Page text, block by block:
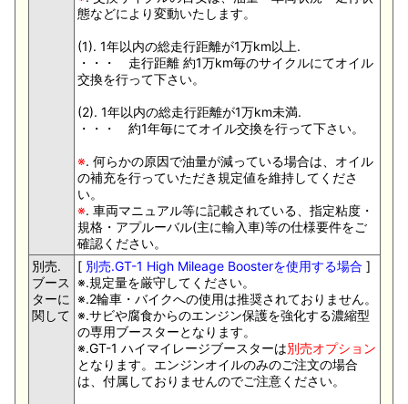
態などにより変動いたします。
(1). 1年以内の総走行距離が1万km以上.
・・・ 走行距離 約1万km毎のサイクルにてオイル
交換を行って下さい。
(2). 1年以内の総走行距離が1万km未満.
・・・ 約1年毎にてオイル交換を行って下さい。
※. 何らかの原因で油量が減っている場合は、オイル
の補充を行っていただき規定値を維持してくださ
い。
※. 車両マニュアル等に記載されている、指定粘度・
規格・アプルーバル(主に輸入車)等の仕様要件をご
確認ください。
別売.
ブース
ターに
関して
[ 別売.GT-1 High Mileage Boosterを使用する場合 ]
※.規定量を厳守してください。
※.2輪車・バイクへの使用は推奨されておりません。
※.サビや腐食からのエンジン保護を強化する濃縮型
の専用ブースターとなります。
※.GT-1 ハイマイレージブースターは別売オプション
となります。エンジンオイルのみのご注文の場合
は、付属しておりませんのでご注意ください。